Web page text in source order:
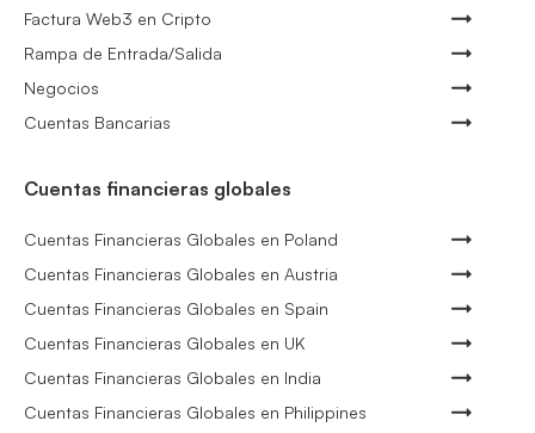
Factura Web3 en Cripto
Rampa de Entrada/Salida
Negocios
Cuentas Bancarias
Cuentas financieras globales
Cuentas Financieras Globales en Poland
Cuentas Financieras Globales en Austria
Cuentas Financieras Globales en Spain
Cuentas Financieras Globales en UK
Cuentas Financieras Globales en India
Cuentas Financieras Globales en Philippines